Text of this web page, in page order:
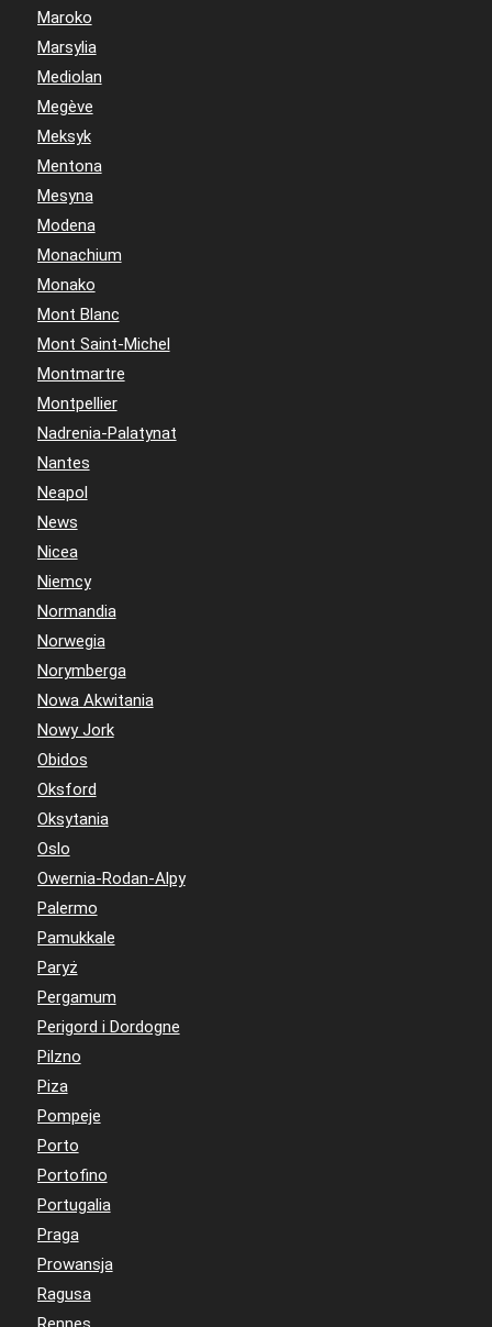
Maroko
Marsylia
Mediolan
Megève
Meksyk
Mentona
Mesyna
Modena
Monachium
Monako
Mont Blanc
Mont Saint-Michel
Montmartre
Montpellier
Nadrenia-Palatynat
Nantes
Neapol
News
Nicea
Niemcy
Normandia
Norwegia
Norymberga
Nowa Akwitania
Nowy Jork
Obidos
Oksford
Oksytania
Oslo
Owernia-Rodan-Alpy
Palermo
Pamukkale
Paryż
Pergamum
Perigord i Dordogne
Pilzno
Piza
Pompeje
Porto
Portofino
Portugalia
Praga
Prowansja
Ragusa